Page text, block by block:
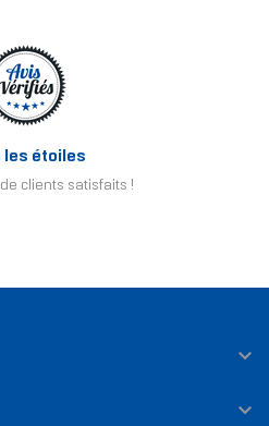
les étoiles
clients satisfaits !

